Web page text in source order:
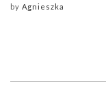
by Agnieszka